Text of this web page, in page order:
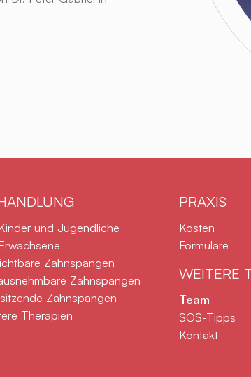
überspringen
und Jugendliche
Zahnspangen
Zahnspangen
Zahnspangen
Therapien
PRAXIS
Navigation
Kosten
Formulare
WEITERE
Navigation
Team
SOS-Tipps
Kontakt